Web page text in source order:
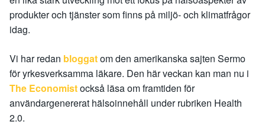
produkter och tjänster som finns på miljö- och klimatfrågor
idag.
Vi har redan bloggatom den amerikanska sajten Sermo
för yrkesverksamma läkare. Den här veckan kan man nu i
The Economistockså läsa om framtiden för
användargenererat hälsoinnehåll under rubriken Health
2.0.